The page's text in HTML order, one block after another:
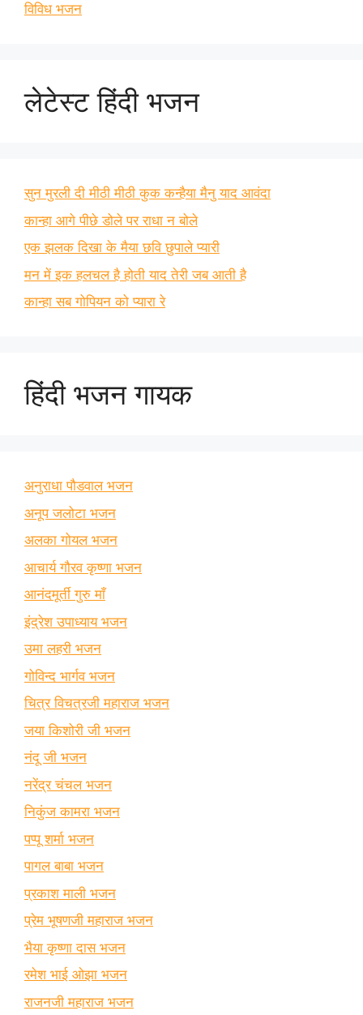
विविध भजन
लेटेस्ट हिंदी भजन
सुन मुरली दी मीठी मीठी कुक कन्हैया मैनु याद आवंदा
कान्हा आगे पीछे डोले पर राधा न बोले
एक झलक दिखा के मैया छवि छुपाले प्यारी
मन में इक हलचल है होती याद तेरी जब आती है
कान्हा सब गोपियन को प्यारा रे
हिंदी भजन गायक
अनुराधा पौडवाल भजन
अनूप जलोटा भजन
अलका गोयल भजन
आचार्य गौरव कृष्णा भजन
आनंदमूर्ती गुरु माँ
इंद्रेश उपाध्याय भजन
उमा लहरी भजन
गोविन्द भार्गव भजन
चित्र विचत्रजी महाराज भजन
जया किशोरी जी भजन
नंदू जी भजन
नरेंद्र चंचल भजन
निकुंज कामरा भजन
पप्पू शर्मा भजन
पागल बाबा भजन
प्रकाश माली भजन
प्रेम भूषणजी महाराज भजन
भैया कृष्णा दास भजन
रमेश भाई ओझा भजन
राजनजी महाराज भजन